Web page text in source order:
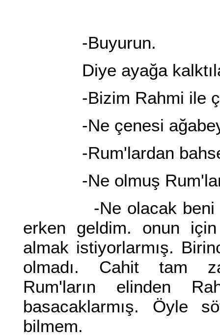
-Buyurun.
Diye ayağa
-Bizim Rahmi ile
-Ne çenesi
-Rum'lardan
-Ne olmuş
-Ne olacak beni ay
erken geldim. onun
almak istiyorlarmış.
olmadı. Cahit tam
Rum'ların elinden
basacaklarmış. Öyle
bilmem.